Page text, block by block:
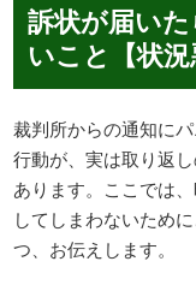
訴状が届い
いこと【状況
裁判所からの通知に
行動が、実は取り返
あります。ここでは
してしまわないため
つ、お伝えします。